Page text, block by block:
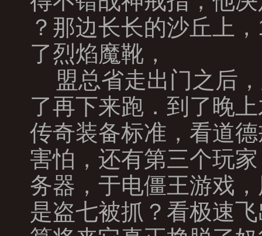
？那边长长的沙丘上
了烈焰魔靴，
盟总省走出门之后，
了再下来跑．到了晚
传奇装备标准，看道
害怕，还有第三个玩
务器，于电僵王游戏
是盗七被抓？看极速